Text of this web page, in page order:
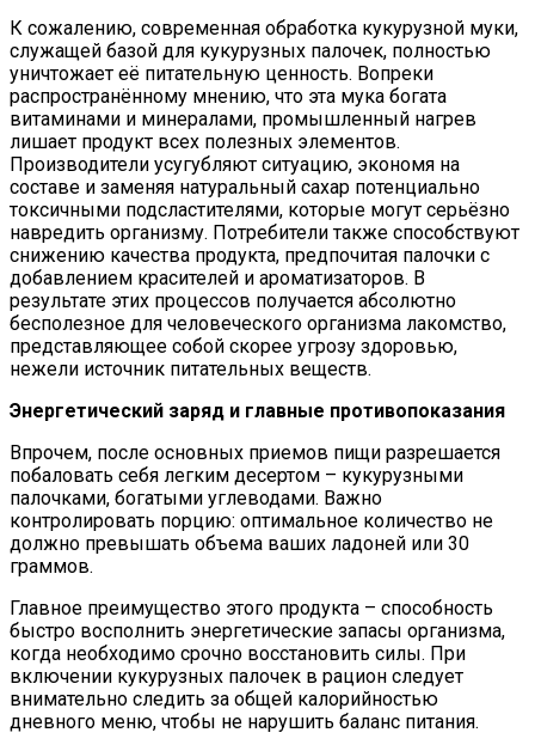
К сожалению, современная обработка кукурузной муки,
служащей базой для кукурузных палочек, полностью
уничтожает её питательную ценность. Вопреки
распространённому мнению, что эта мука богата
витаминами и минералами, промышленный нагрев
лишает продукт всех полезных элементов.
Производители усугубляют ситуацию, экономя на
составе и заменяя натуральный сахар потенциально
токсичными подсластителями, которые могут серьёзно
навредить организму. Потребители также способствуют
снижению качества продукта, предпочитая палочки с
добавлением красителей и ароматизаторов. В
результате этих процессов получается абсолютно
бесполезное для человеческого организма лакомство,
представляющее собой скорее угрозу здоровью,
нежели источник питательных веществ.
Энергетический заряд и главные противопоказания
Впрочем, после основных приемов пищи разрешается
побаловать себя легким десертом – кукурузными
палочками, богатыми углеводами. Важно
контролировать порцию: оптимальное количество не
должно превышать объема ваших ладоней или 30
граммов.
Главное преимущество этого продукта – способность
быстро восполнить энергетические запасы организма,
когда необходимо срочно восстановить силы. При
включении кукурузных палочек в рацион следует
внимательно следить за общей калорийностью
дневного меню, чтобы не нарушить баланс питания.